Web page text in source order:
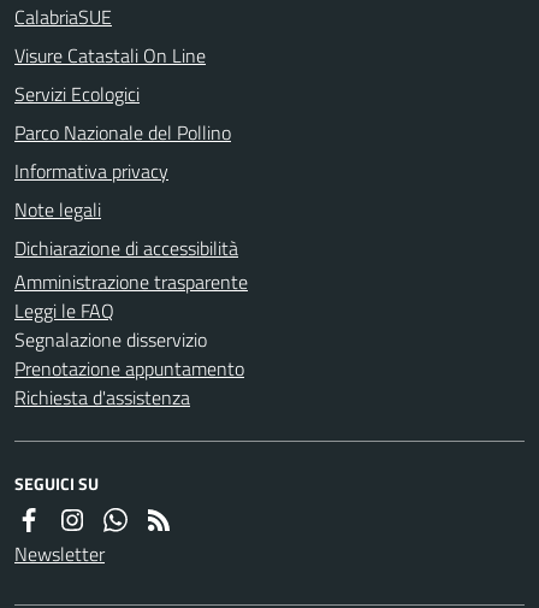
CalabriaSUE
Visure Catastali On Line
Servizi Ecologici
Parco Nazionale del Pollino
Informativa privacy
Note legali
Dichiarazione di accessibilità
Amministrazione trasparente
Leggi le FAQ
Segnalazione disservizio
Prenotazione appuntamento
Richiesta d'assistenza
SEGUICI SU
Newsletter